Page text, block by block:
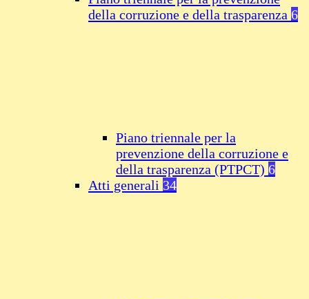
della corruzione e della trasparenza 6
Piano triennale per la
prevenzione della corruzione e
della trasparenza (PTPCT) 6
Atti generali 34